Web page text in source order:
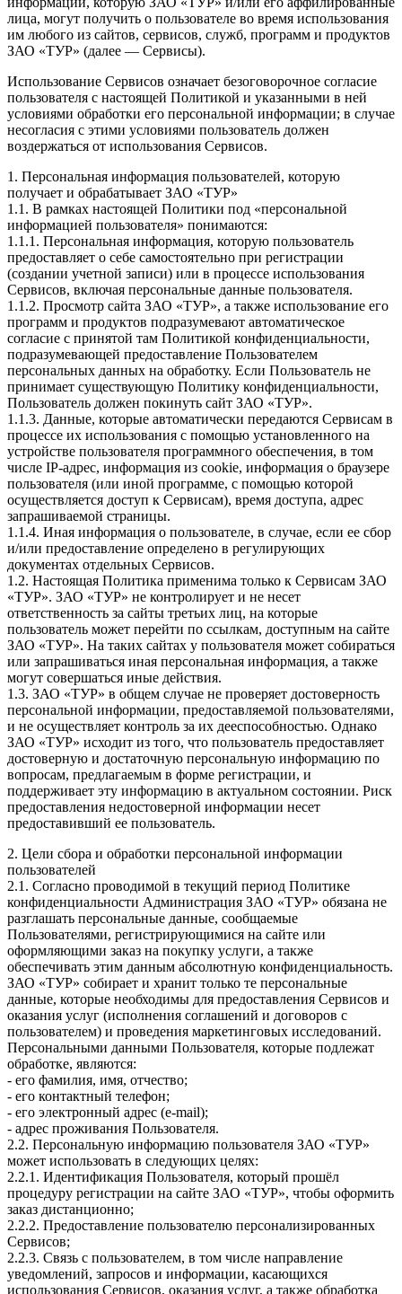
лица, могут получить о пользователе во время использования
им любого из сайтов, сервисов, служб, программ и продуктов
ЗАО «ТУР» (далее — Сервисы).
Использование Сервисов означает безоговорочное согласие
пользователя с настоящей Политикой и указанными в ней
условиями обработки его персональной информации; в случае
несогласия с этими условиями пользователь должен
воздержаться от использования Сервисов.
1. Персональная информация пользователей, которую
получает и обрабатывает ЗАО «ТУР»
1.1. В рамках настоящей Политики под «персональной
информацией пользователя» понимаются:
1.1.1. Персональная информация, которую пользователь
предоставляет о себе самостоятельно при регистрации
(создании учетной записи) или в процессе использования
Сервисов, включая персональные данные пользователя.
1.1.2. Просмотр сайта ЗАО «ТУР», а также использование его
программ и продуктов подразумевают автоматическое
согласие с принятой там Политикой конфиденциальности,
подразумевающей предоставление Пользователем
персональных данных на обработку. Если Пользователь не
принимает существующую Политику конфиденциальности,
Пользователь должен покинуть сайт ЗАО «ТУР».
1.1.3. Данные, которые автоматически передаются Сервисам в
процессе их использования с помощью установленного на
устройстве пользователя программного обеспечения, в том
числе IP-адрес, информация из cookie, информация о браузере
пользователя (или иной программе, с помощью которой
осуществляется доступ к Сервисам), время доступа, адрес
запрашиваемой страницы.
1.1.4. Иная информация о пользователе, в случае, если ее сбор
и/или предоставление определено в регулирующих
документах отдельных Сервисов.
1.2. Настоящая Политика применима только к Сервисам ЗАО
«ТУР». ЗАО «ТУР» не контролирует и не несет
ответственность за сайты третьих лиц, на которые
пользователь может перейти по ссылкам, доступным на сайте
ЗАО «ТУР». На таких сайтах у пользователя может собираться
или запрашиваться иная персональная информация, а также
могут совершаться иные действия.
1.3. ЗАО «ТУР» в общем случае не проверяет достоверность
персональной информации, предоставляемой пользователями,
и не осуществляет контроль за их дееспособностью. Однако
ЗАО «ТУР» исходит из того, что пользователь предоставляет
достоверную и достаточную персональную информацию по
вопросам, предлагаемым в форме регистрации, и
поддерживает эту информацию в актуальном состоянии. Риск
предоставления недостоверной информации несет
предоставивший ее пользователь.
2. Цели сбора и обработки персональной информации
пользователей
2.1. Согласно проводимой в текущий период Политике
конфиденциальности Администрация ЗАО «ТУР» обязана не
разглашать персональные данные, сообщаемые
Пользователями, регистрирующимися на сайте или
оформляющими заказ на покупку услуги, а также
обеспечивать этим данным абсолютную конфиденциальность.
ЗАО «ТУР» собирает и хранит только те персональные
данные, которые необходимы для предоставления Сервисов и
оказания услуг (исполнения соглашений и договоров с
пользователем) и проведения маркетинговых исследований.
Персональными данными Пользователя, которые подлежат
обработке, являются:
- его фамилия, имя, отчество;
- его контактный телефон;
- его электронный адрес (e-mail);
- адрес проживания Пользователя.
2.2. Персональную информацию пользователя ЗАО «ТУР»
может использовать в следующих целях:
2.2.1. Идентификация Пользователя, который прошёл
процедуру регистрации на сайте ЗАО «ТУР», чтобы оформить
заказ дистанционно;
2.2.2. Предоставление пользователю персонализированных
Сервисов;
2.2.3. Связь с пользователем, в том числе направление
уведомлений, запросов и информации, касающихся
использования Сервисов, оказания услуг, а также обработка